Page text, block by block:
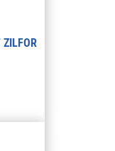
ZILFOR